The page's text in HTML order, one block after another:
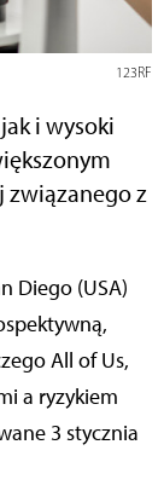
123RF
i wysoki
związanego z
All of Us,
a ryzykiem
3 stycznia